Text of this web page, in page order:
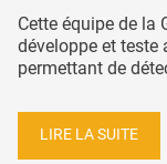
Cette équipe de la
développe et teste
permettant de
LIRE LA SUITE